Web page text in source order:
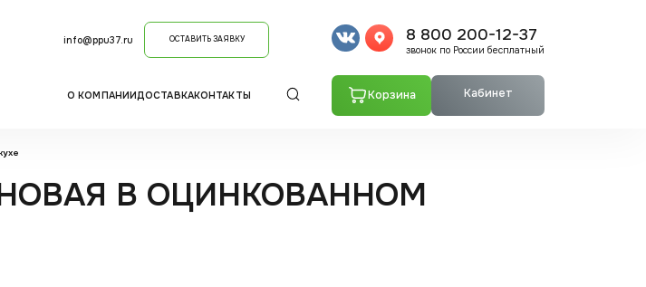
info@ppu37.ru ОСТАВИТЬ ЗАЯВКУ 8 800 200-12-37
звонок по России бесплатный
О КОМПАНИИДОСТАВКАКОНТАКТЫ Корзина Кабинет
В ОЦИНКОВАННОМ